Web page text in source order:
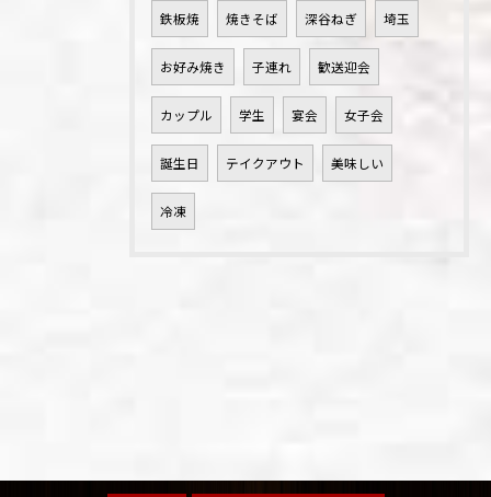
鉄板焼 焼きそば 深谷ねぎ 埼玉
お好み焼き 子連れ 歓送迎会
カップル 学生 宴会 女子会
誕生日 テイクアウト 美味しい
冷凍